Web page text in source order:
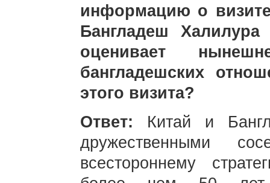
информацию о
Бангладеш
оценивает
бангладешских
этого визита?
Ответ: Китай и
дружественными
всестороннему